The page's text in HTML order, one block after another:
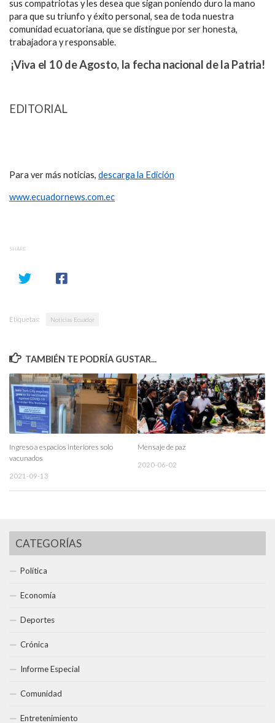
sus compatriotas y les desea que sigan poniendo duro la mano
para que su triunfo y éxito personal, sea de toda nuestra
comunidad ecuatoriana, que se distingue por ser honesta,
trabajadora y responsable.
¡Viva el 10 de Agosto, la fecha nacional de la Patria!
EDITORIAL
Para ver más noticias, descarga la Edición
www.ecuadornews.com.ec
SHARE
Etiquetas: Noticias Ecuador
TAMBIÉN TE PODRÍA GUSTAR...
Ingreso a espacios interiores solo
vacunados
2021-09-13
Mensaje de paz
2020-06-02
CATEGORÍAS
Política
Economía
Deportes
Crónica
Informe Especial
Comunidad
Entretenimiento